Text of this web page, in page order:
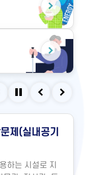
제(실내공기
하는 시설로 지